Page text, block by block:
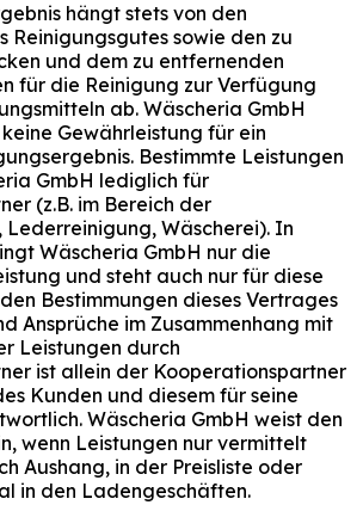
hängt stets von den
Reinigungsgutes sowie den zu
und dem zu entfernenden
für die Reinigung zur Verfügung
ab. Wäscheria GmbH
Gewährleistung für ein
Bestimmte Leistungen
GmbH lediglich für
(z.B. im Bereich der
Lederreinigung, Wäscherei). In
Wäscheria GmbH nur die
und steht auch nur für diese
Bestimmungen dieses Vertrages
Ansprüche im Zusammenhang mit
Leistungen durch
ist allein der Kooperationspartner
Kunden und diesem für seine
Wäscheria GmbH weist den
wenn Leistungen nur vermittelt
Aushang, in der Preisliste oder
in den Ladengeschäften.